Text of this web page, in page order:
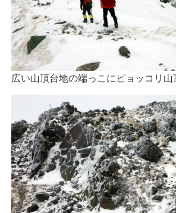
広い山頂台地の端っこにピョッコリ山